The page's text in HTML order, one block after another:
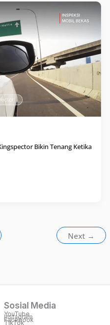
Bikin Tenang Ketika
Next →
Sosial Media
YouTube
Instagram
Facebook
TikTok